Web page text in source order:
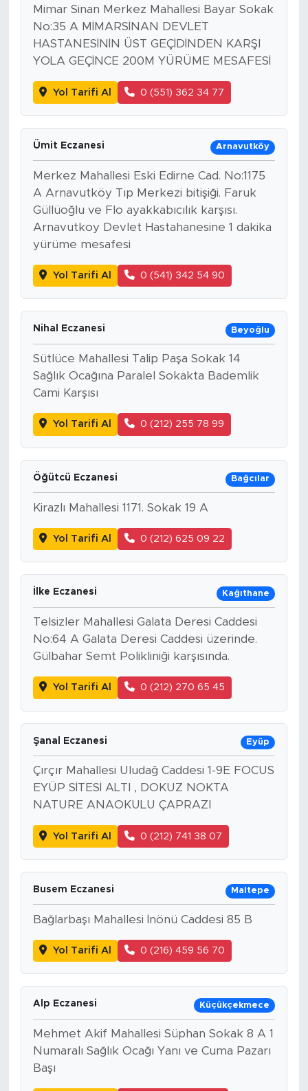
Mimar Sinan Merkez Mahallesi Bayar Sokak
No:35 A MİMARSİNAN DEVLET
HASTANESİNİN ÜST GEÇİDİNDEN KARŞI
YOLA GEÇİNCE 200M YÜRÜME MESAFESİ
Yol Tarifi Al 0 (551) 362 34 77
Ümit Eczanesi Arnavutköy
Merkez Mahallesi Eski Edirne Cad. No:1175
A Arnavutköy Tıp Merkezi bitişiği. Faruk
Güllüoğlu ve Flo ayakkabıcılık karşısı.
Arnavutkoy Devlet Hastahanesine 1 dakika
yürüme mesafesi
Yol Tarifi Al 0 (541) 342 54 90
Nihal Eczanesi Beyoğlu
Sütlüce Mahallesi Talip Paşa Sokak 14
Sağlık Ocağına Paralel Sokakta Bademlik
Cami Karşısı
Yol Tarifi Al 0 (212) 255 78 99
Öğütcü Eczanesi Bağcılar
Kirazlı Mahallesi 1171. Sokak 19 A
Yol Tarifi Al 0 (212) 625 09 22
İlke Eczanesi Kağıthane
Telsizler Mahallesi Galata Deresi Caddesi
No:64 A Galata Deresi Caddesi üzerinde.
Gülbahar Semt Polikliniği karşısında.
Yol Tarifi Al 0 (212) 270 65 45
Şanal Eczanesi Eyüp
Çırçır Mahallesi Uludağ Caddesi 1-9E FOCUS
EYÜP SİTESİ ALTI , DOKUZ NOKTA
NATURE ANAOKULU ÇAPRAZI
Yol Tarifi Al 0 (212) 741 38 07
Busem Eczanesi Maltepe
Bağlarbaşı Mahallesi İnönü Caddesi 85 B
Yol Tarifi Al 0 (216) 459 56 70
Alp Eczanesi Küçükçekmece
Mehmet Akif Mahallesi Süphan Sokak 8 A 1
Numaralı Sağlık Ocağı Yanı ve Cuma Pazarı
Başı